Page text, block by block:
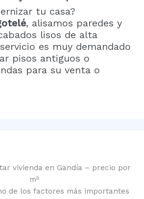
tu casa?
, alisamos paredes y
lisos de alta
es muy demandado
pisos antiguos o
para su venta o
vivienda en Gandía – precio por
m²
de los factores más importantes